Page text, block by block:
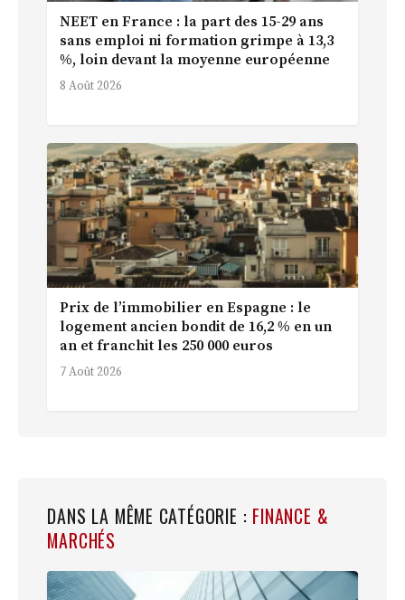
NEET en France : la part des 15-29 ans
sans emploi ni formation grimpe à 13,3
%, loin devant la moyenne européenne
8 Août 2026
Prix de l’immobilier en Espagne : le
logement ancien bondit de 16,2 % en un
an et franchit les 250 000 euros
7 Août 2026
DANS LA MÊME CATÉGORIE : FINANCE &
MARCHÉS